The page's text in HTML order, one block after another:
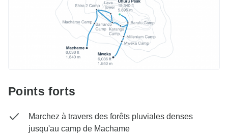
Points forts
Marchez à travers des forêts pluviales denses
jusqu'au camp de Machame